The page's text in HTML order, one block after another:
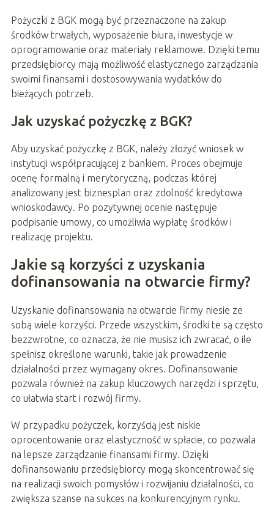
Pożyczki z BGK mogą być przeznaczone na zakup
środków trwałych, wyposażenie biura, inwestycje w
oprogramowanie oraz materiały reklamowe. Dzięki temu
przedsiębiorcy mają możliwość elastycznego zarządzania
swoimi finansami i dostosowywania wydatków do
bieżących potrzeb.
Jak uzyskać pożyczkę z BGK?
Aby uzyskać pożyczkę z BGK, należy złożyć wniosek w
instytucji współpracującej z bankiem. Proces obejmuje
ocenę formalną i merytoryczną, podczas której
analizowany jest biznesplan oraz zdolność kredytowa
wnioskodawcy. Po pozytywnej ocenie następuje
podpisanie umowy, co umożliwia wypłatę środków i
realizację projektu.
Jakie są korzyści z uzyskania
dofinansowania na otwarcie firmy?
Uzyskanie dofinansowania na otwarcie firmy niesie ze
sobą wiele korzyści. Przede wszystkim, środki te są często
bezzwrotne, co oznacza, że nie musisz ich zwracać, o ile
spełnisz określone warunki, takie jak prowadzenie
działalności przez wymagany okres. Dofinansowanie
pozwala również na zakup kluczowych narzędzi i sprzętu,
co ułatwia start i rozwój firmy.
W przypadku pożyczek, korzyścią jest niskie
oprocentowanie oraz elastyczność w spłacie, co pozwala
na lepsze zarządzanie finansami firmy. Dzięki
dofinansowaniu przedsiębiorcy mogą skoncentrować się
na realizacji swoich pomysłów i rozwijaniu działalności, co
zwiększa szanse na sukces na konkurencyjnym rynku.